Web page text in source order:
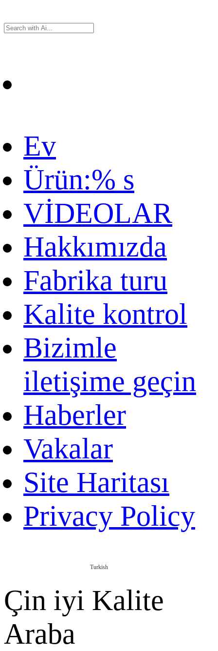
Ev
Ürün:% s
VİDEOLAR
Hakkımızda
Fabrika turu
Kalite kontrol
Bizimle
iletişime geçin
Haberler
Vakalar
Site Haritası
Privacy Policy
Turkish
Çin iyi Kalite
Araba